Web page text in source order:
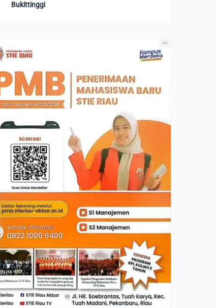
Bukittinggi
Ad